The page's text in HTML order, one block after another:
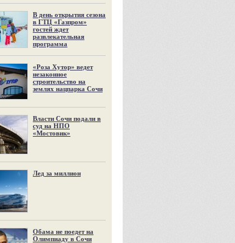
В день открытия сезона
в ГТЦ «Газпром»
гостей ждет
развлекательная
программа
«Роза Хутор» ведет
незаконное
строительство на
землях нацпарка Сочи
Власти Сочи подали в
суд на НПО
«Мостовик»
Лед за миллион
Обама не поедет на
Олимпиаду в Сочи